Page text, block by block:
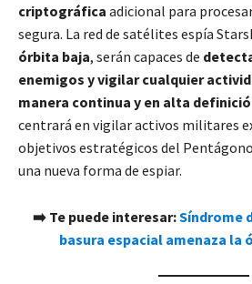
criptográfica adicional para
segura. La red de satélites espía
órbita baja, serán capaces de
enemigos y vigilar cualquier
manera continua y en alta
centrará en vigilar activos militares
objetivos estratégicos del
una nueva forma de espiar.
➡️ Te puede interesar:Síndrome
basura espacial amenaza